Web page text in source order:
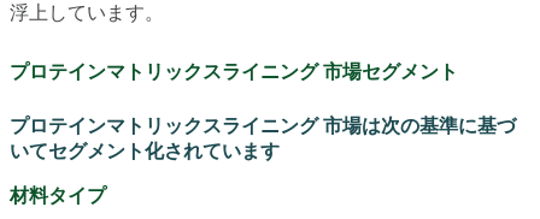
浮上しています。
プロテインマトリックスライニング 市場セグメント
プロテインマトリックスライニング 市場は次の基準に基づ
いてセグメント化されています
材料タイプ